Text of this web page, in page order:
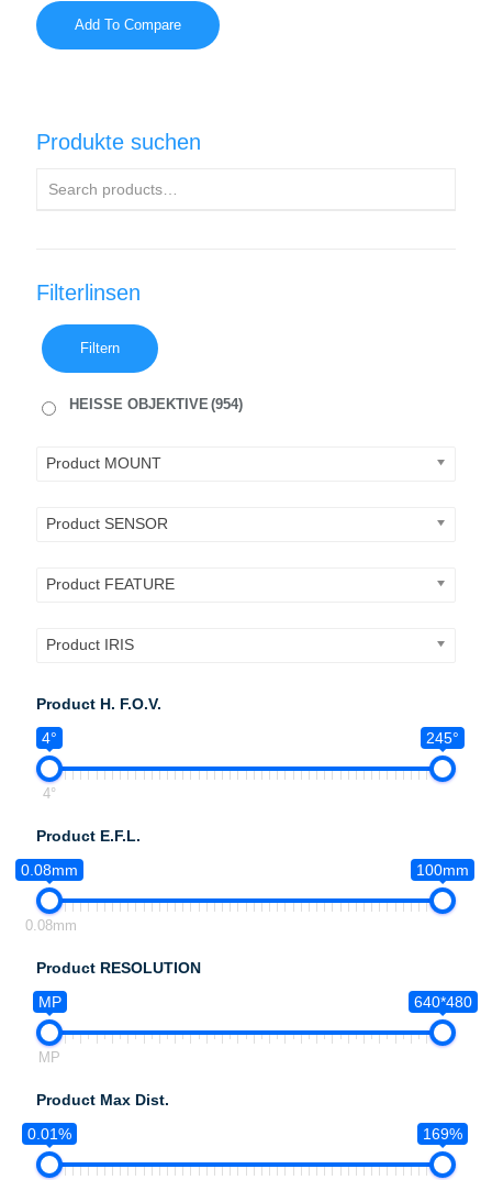
Add To Compare
Produkte suchen
Filterlinsen
Filtern
HEISSE OBJEKTIVE(954)
Product MOUNT
Product SENSOR
Product FEATURE
Product IRIS
Product H. F.O.V.
4°
245°
4°
Product E.F.L.
0.08mm
100mm
0.08mm
Product RESOLUTION
MP
640*480
MP
Product Max Dist.
0.01%
169%